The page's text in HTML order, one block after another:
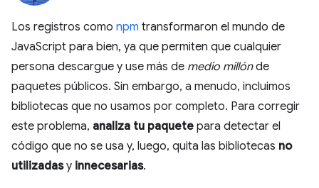
Los registros como npm transformaron el mundo de
JavaScript para bien, ya que permiten que cualquier
persona descargue y use más de medio millónde
paquetes públicos. Sin embargo, a menudo, incluimos
bibliotecas que no usamos por completo. Para corregir
este problema, analiza tu paquete para detectar el
código que no se usa y, luego, quita las bibliotecas no
utilizadasy innecesarias.